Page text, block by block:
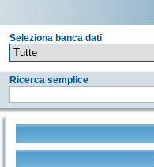
Seleziona banca dati
Ricerca semplice